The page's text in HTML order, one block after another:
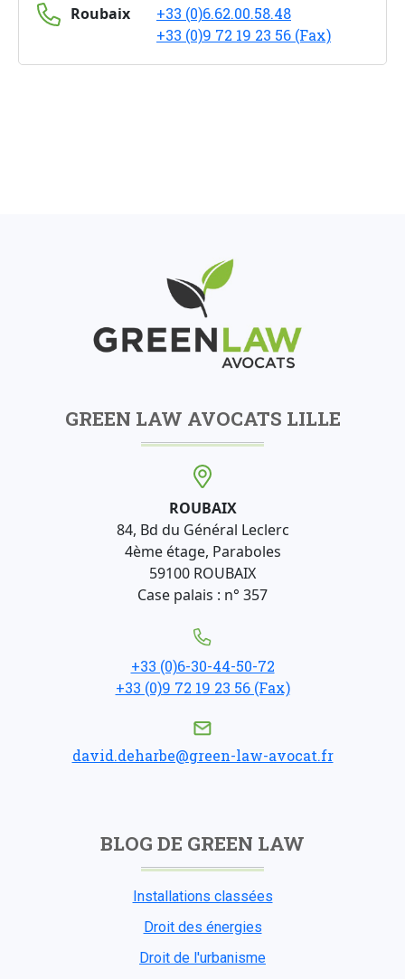
Roubaix
+33 (0)6.62.00.58.48
+33 (0)9 72 19 23 56 (Fax)
GREEN LAW AVOCATS LILLE
ROUBAIX
84, Bd du Général Leclerc
4ème étage, Paraboles
59100 ROUBAIX
Case palais : n° 357
+33 (0)6-30-44-50-72
+33 (0)9 72 19 23 56 (Fax)
david.deharbe@green-law-avocat.fr
BLOG DE GREEN LAW
Installations classées
Droit des énergies
Droit de l'urbanisme